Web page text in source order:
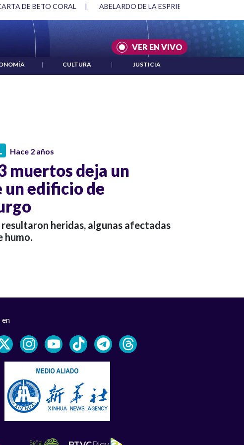
DE BETO CORAL | ABELARDO DE LA ESPRIELLA Y DMG
VER EN VIVO
| CULTURA | JUSTICIA
Hace 2 años
muertos deja un
un edificio de
heridas, algunas afectadas
humo.
en